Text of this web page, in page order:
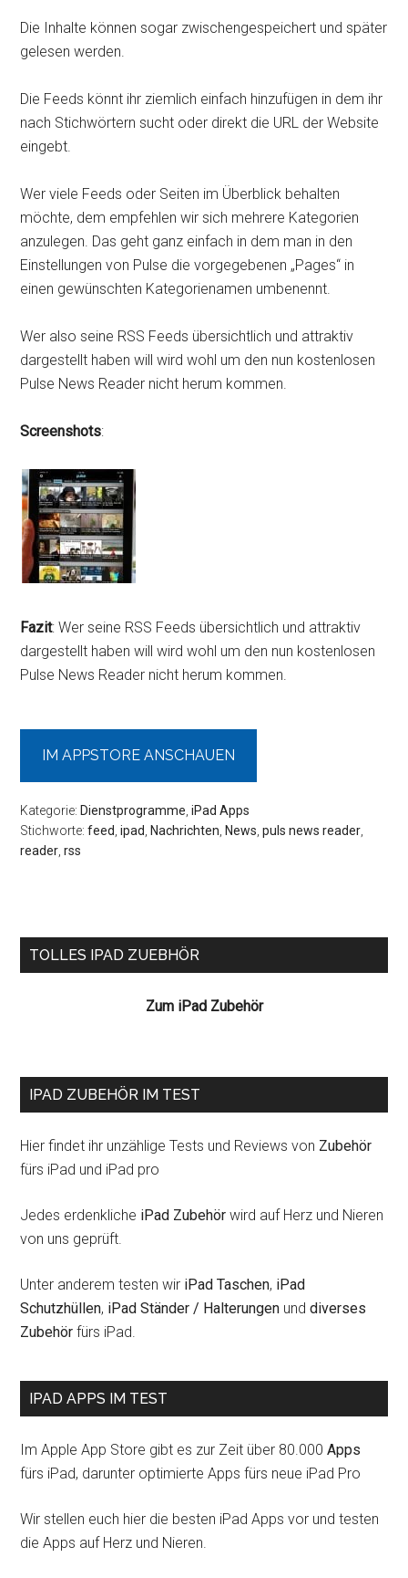
Die Inhalte können sogar zwischengespeichert und später
gelesen werden.
Die Feeds könnt ihr ziemlich einfach hinzufügen in dem ihr
nach Stichwörtern sucht oder direkt die URL der Website
eingebt.
Wer viele Feeds oder Seiten im Überblick behalten
möchte, dem empfehlen wir sich mehrere Kategorien
anzulegen. Das geht ganz einfach in dem man in den
Einstellungen von Pulse die vorgegebenen „Pages“ in
einen gewünschten Kategorienamen umbenennt.
Wer also seine RSS Feeds übersichtlich und attraktiv
dargestellt haben will wird wohl um den nun kostenlosen
Pulse News Reader nicht herum kommen.
Screenshots:
Fazit: Wer seine RSS Feeds übersichtlich und attraktiv
dargestellt haben will wird wohl um den nun kostenlosen
Pulse News Reader nicht herum kommen.
IM APPSTORE ANSCHAUEN
Kategorie: Dienstprogramme ,iPad Apps
Stichworte:feed ,ipad Nachrichten News ,puls news reader
reader ,rss
Seitenspalte
TOLLES IPAD ZUEBHÖR
Zum iPad Zubehör
IPAD ZUBEHÖR IM TEST
Hier findet ihr unzählige Tests und Reviews von Zubehör
fürs iPad und iPad pro
Jedes erdenkliche iPad Zubehör wird auf Herz und Nieren
von uns geprüft.
Unter anderem testen wir iPad Taschen, iPad
Schutzhüllen, iPad Ständer / Halterungen unddiverses
Zubehör fürs iPad.
IPAD APPS IM TEST
Im Apple App Store gibt es zur Zeit über 80.000Apps
fürs iPad, darunter optimierte Apps fürs neue iPad Pro
Wir stellen euch hier die besten iPad Apps vor und testen
die Apps auf Herz und Nieren.